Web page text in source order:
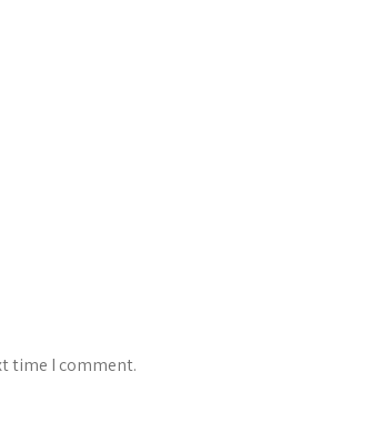
time I comment.